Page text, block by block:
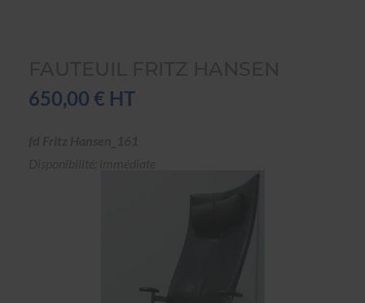
650,00 € HT